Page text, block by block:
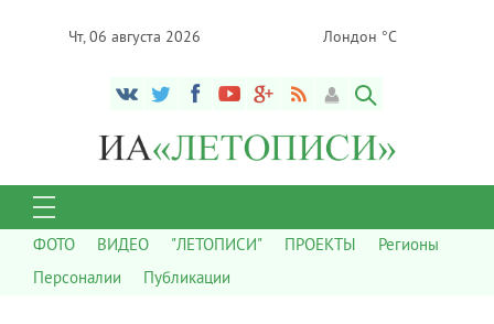
Чт, 06 августа 2026 Лондон °C
ФОТО ВИДЕО "ЛЕТОПИСИ" ПРОЕКТЫ
Регионы
Персоналии
Публикации